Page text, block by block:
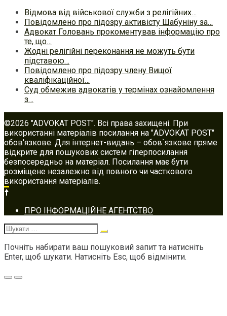
Відмова від військової служби з релігійних…
Повідомлено про підозру активісту Шабуніну за…
Адвокат Головань прокоментував інформацію про
те, що…
Жодні релігійні переконання не можуть бути
підставою…
Повідомлено про підозру члену Вищої
кваліфікаційної…
Суд обмежив адвокатів у термінах ознайомлення
з…
©2026 "ADVOKAT POST". Всі права захищені. При
використанні матеріалів посилання на "ADVOKAT POST"
обов'язкове. Для інтернет-видань – обов`язкове пряме
відкрите для пошукових систем гіперпосилання
безпосередньо на матеріал. Посилання має бути
розміщене незалежно від повного чи часткового
використання матеріалів.
Footer
navigation
ПРО ІНФОРМАЦІЙНЕ АГЕНТСТВО
Шукати:
Почніть набирати ваш пошуковий запит та натисніть
Enter, щоб шукати. Натисніть Esc, щоб відмінити.
Меню